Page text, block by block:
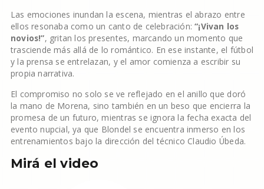
Las emociones inundan la escena, mientras el abrazo entre
ellos resonaba como un canto de celebración:“¡Vivan los
novios!”, gritan los presentes, marcando un momento que
trasciende más allá de lo romántico. En ese instante, el fútbol
y la prensa se entrelazan, y el amor comienza a escribir su
propia narrativa.
El compromiso no solo se ve reflejado en el anillo que doró
la mano de Morena, sino también en un beso que encierra la
promesa de un futuro, mientras se ignora la fecha exacta del
evento nupcial, ya que Blondel se encuentra inmerso en los
entrenamientos bajo la dirección del técnico Claudio Úbeda.
Mirá el video